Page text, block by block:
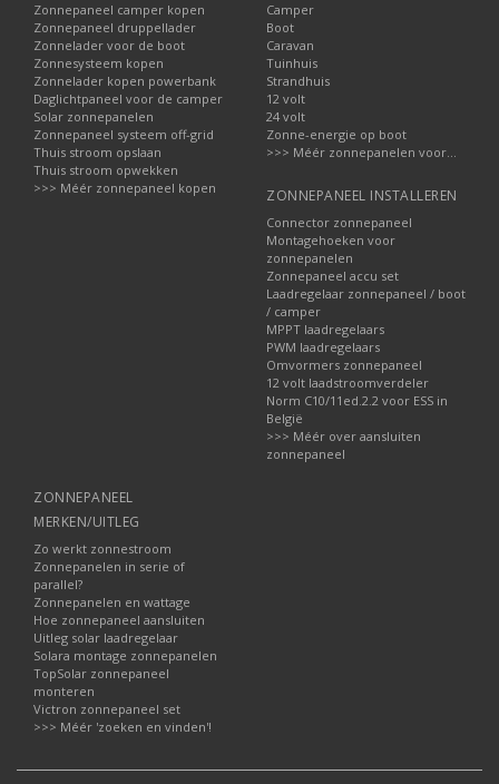
Zonnepaneel camper kopen
Zonnepaneel druppellader
Zonnelader voor de boot
Zonnesysteem kopen
Zonnelader kopen powerbank
Daglichtpaneel voor de camper
Solar zonnepanelen
Zonnepaneel systeem off-grid
Thuis stroom opslaan
Thuis stroom opwekken
>>> Méér zonnepaneel kopen
Camper
Boot
Caravan
Tuinhuis
Strandhuis
12 volt
24 volt
Zonne-energie op boot
>>> Méér zonnepanelen voor...
ZONNEPANEEL INSTALLEREN
Connector zonnepaneel
Montagehoeken voor
zonnepanelen
Zonnepaneel accu set
Laadregelaar zonnepaneel / boot
/ camper
MPPT laadregelaars
PWM laadregelaars
Omvormers zonnepaneel
12 volt laadstroomverdeler
Norm C10/11ed.2.2 voor ESS in
België
>>> Méér over aansluiten
zonnepaneel
ZONNEPANEEL
MERKEN/UITLEG
Zo werkt zonnestroom
Zonnepanelen in serie of
parallel?
Zonnepanelen en wattage
Hoe zonnepaneel aansluiten
Uitleg solar laadregelaar
Solara montage zonnepanelen
TopSolar zonnepaneel
monteren
Victron zonnepaneel set
>>> Méér 'zoeken en vinden'!